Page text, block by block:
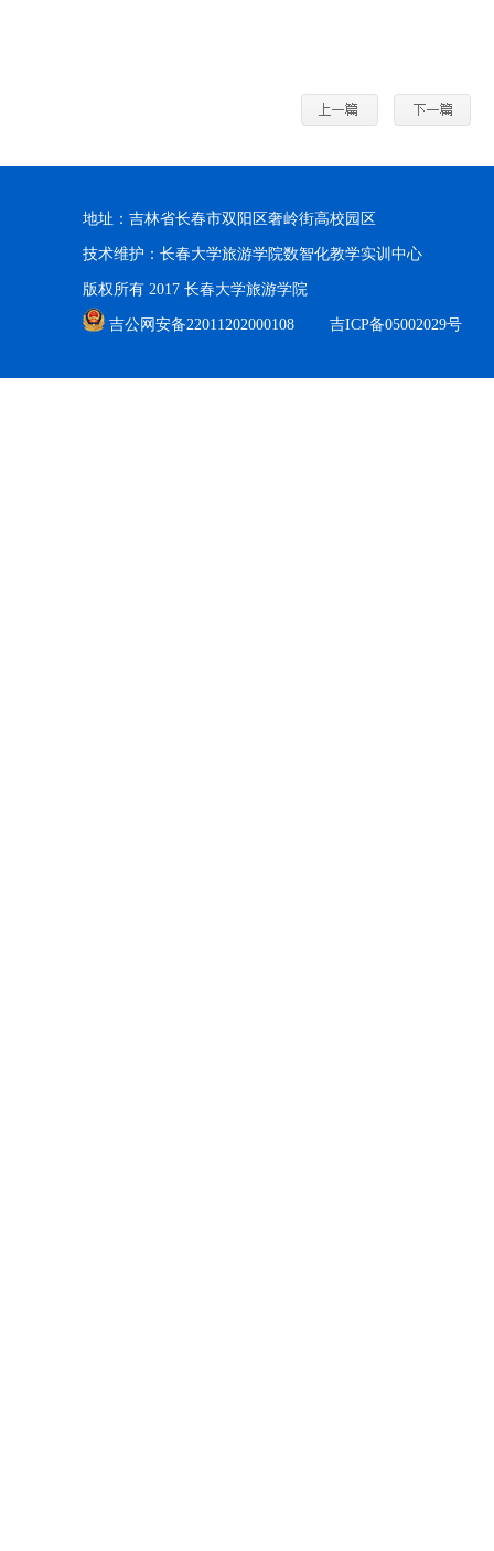
地址：吉林省长春市双阳区奢岭街高校园区
技术维护：长春大学旅游学院数智化教学实训中心
版权所有 2017 长春大学旅游学院
吉公网安备22011202000108 吉ICP备05002029号